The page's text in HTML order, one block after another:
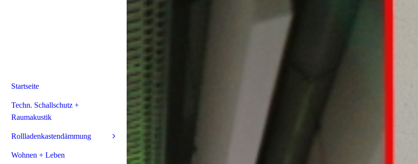
Startseite
Techn. Schallschutz +
Raumakustik
Rollladenkastendämmung
Wohnen + Leben